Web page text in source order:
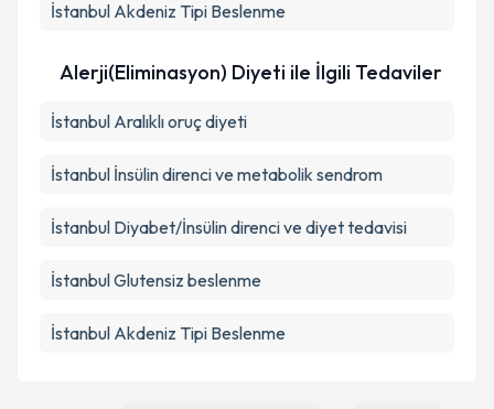
İstanbul Akdeniz Tipi Beslenme
Alerji(Eliminasyon) Diyeti ile İlgili Tedaviler
İstanbul Aralıklı oruç diyeti
İstanbul İnsülin direnci ve metabolik sendrom
İstanbul Diyabet/İnsülin direnci ve diyet tedavisi
İstanbul Glutensiz beslenme
İstanbul Akdeniz Tipi Beslenme